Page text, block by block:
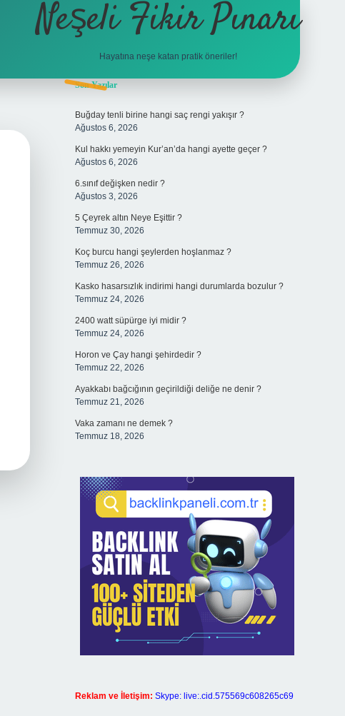
Neşeli Fikir Pınarı
Hayatına neşe katan pratik öneriler!
Sidebar
Son Yazılar
Buğday tenli birine hangi saç rengi yakışır ?
Ağustos 6, 2026
Kul hakkı yemeyin Kur’an’da hangi ayette geçer ?
Ağustos 6, 2026
6.sınıf değişken nedir ?
Ağustos 3, 2026
5 Çeyrek altın Neye Eşittir ?
Temmuz 30, 2026
Koç burcu hangi şeylerden hoşlanmaz ?
Temmuz 26, 2026
Kasko hasarsızlık indirimi hangi durumlarda bozulur ?
Temmuz 24, 2026
2400 watt süpürge iyi midir ?
Temmuz 24, 2026
Horon ve Çay hangi şehirdedir ?
Temmuz 22, 2026
Ayakkabı bağcığının geçirildiği deliğe ne denir ?
Temmuz 21, 2026
Vaka zamanı ne demek ?
Temmuz 18, 2026
Reklam ve İletişim: Skype: live:.cid.575569c608265c69